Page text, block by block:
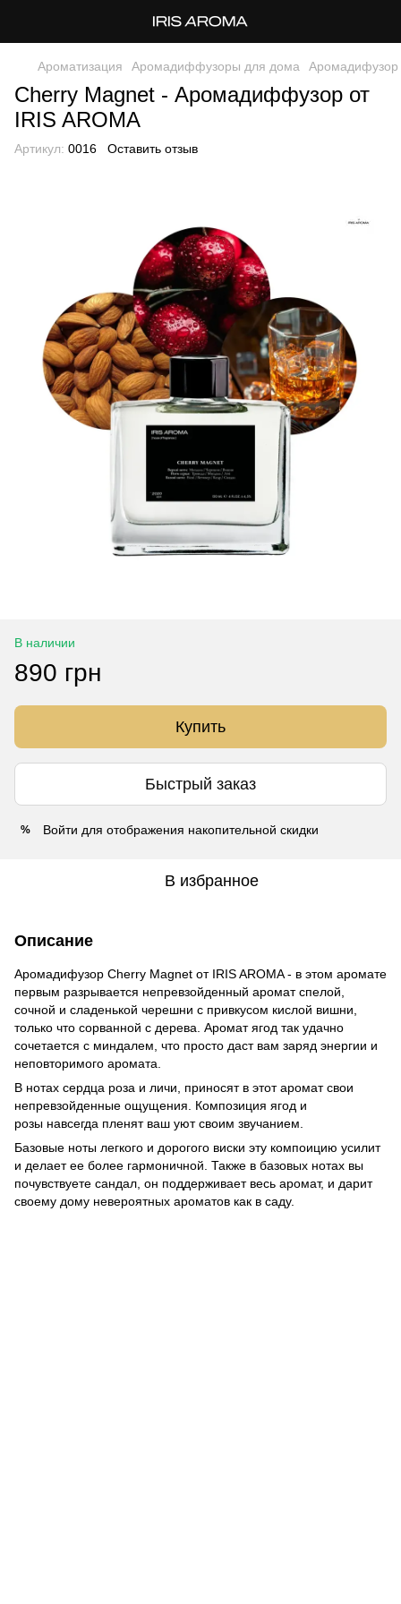
Ароматизация Аромадиффузоры для дома Аромадифузор
Cherry Magnet - Аромадиффузор от
IRIS AROMA
Артикул: 0016 Оставить отзыв
В наличии
890 грн
Купить
Быстрый заказ
% Войти для отображения накопительной скидки
В избранное
Описание
Аромадифузор Cherry Magnet от IRIS AROMA - в этом аромате
первым разрывается непревзойденный аромат спелой,
сочной и сладенькой черешни с привкусом кислой вишни,
только что сорванной с дерева. Аромат ягод так удачно
сочетается с миндалем, что просто даст вам заряд энергии и
неповторимого аромата.
В нотах сердца роза и личи, приносят в этот аромат свои
непревзойденные ощущения. Композиция ягод и
розы навсегда пленят ваш уют своим звучанием.
Базовые ноты легкого и дорогого виски эту компоицию усилит
и делает ее более гармоничной. Также в базовых нотах вы
почувствуете сандал, он поддерживает весь аромат, и дарит
своему дому невероятных ароматов как в саду.